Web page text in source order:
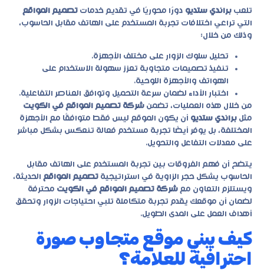
تلعب براندي ستديو دورًا محوريًا في تقديم خدمات تصميم المواقع
التي تراعي اختلافات تجربة المستخدم على الهاتف مقابل الحاسوب،
وذلك من خلال:
تحليل سلوك الزوار على مختلف الأجهزة.
تنفيذ تصميمات متجاوبة تعزز سهولة الاستخدام على
الهواتف والأجهزة اللوحية.
اختبار الأداء لضمان سرعة التحميل وتوافق العناصر التفاعلية.
من خلال هذه العمليات، تضمن شركة تصميم المواقع في الكويت
مثل براندي ستديو أن يكون الموقع ليس فقط متوافقًا مع الأجهزة
المختلفة، بل يوفر أيضًا تجربة مستخدم فعالة تنعكس بشكل مباشر
على معدلات التفاعل والتحويل.
يتضح أن فهم الفروقات بين تجربة المستخدم على الهاتف مقابل
الحاسوب يشكل حجر الزاوية في استراتيجية تصميم المواقع الحديثة،
ويستلزم التعاون مع شركة تصميم المواقع في الكويت محترفة
لضمان أن موقعك يقدم تجربة متكاملة تلبي احتياجات الزوار وتحقق
أهداف العمل على المدى الطويل.
كيف يبني موقع متجاوب صورة
احترافية للعلامة؟